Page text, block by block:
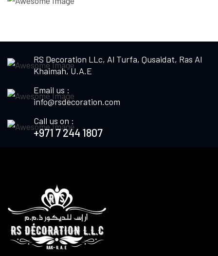
RS Decoration LLc, Al Turfa, Qusaidat, Ras Al
Khaimah, U.A.E
Email us :
info@rsdecoration.com
Call us on :
+971 7 244 1807